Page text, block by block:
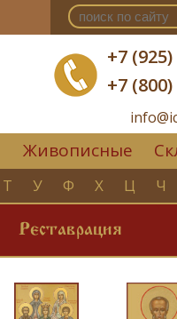
+7
+7
Живописные
Т У Ф Х Ц Ч
Реставрация